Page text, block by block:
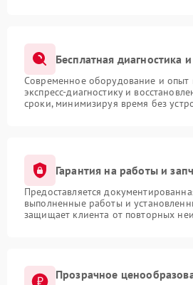
Бесплатная диагностика
Современное оборудование и опыт
экспресс-диагностику и
сроки, минимизируя время без
Гарантия на работы и
Предоставляется
выполненные работы и
защищает клиента от повторных
Прозрачное